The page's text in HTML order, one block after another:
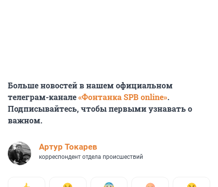
Больше новостей в нашем официальном
телеграм-канале«Фонтанка SPB online».
Подписывайтесь, чтобы первыми узнавать о
важном.
Артур Токарев
корреспондент отдела происшествий